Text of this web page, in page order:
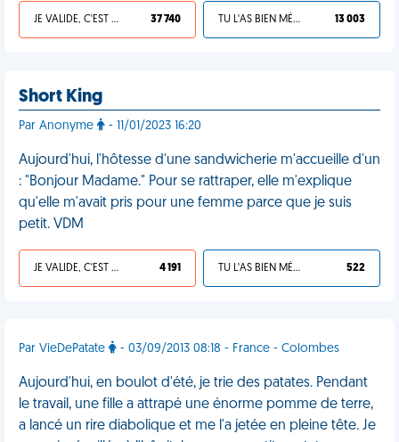
JE VALIDE, C'EST UNE VDM 37 740 TU L'AS BIEN MÉRITÉ 13 003
Short King
Par Anonyme - 11/01/2023 16:20
Aujourd'hui, l'hôtesse d'une sandwicherie m'accueille d'un
: "Bonjour Madame." Pour se rattraper, elle m'explique
qu'elle m'avait pris pour une femme parce que je suis
petit. VDM
JE VALIDE, C'EST UNE VDM 4 191 TU L'AS BIEN MÉRITÉ 522
Par VieDePatate - 03/09/2013 08:18 - France - Colombes
Aujourd'hui, en boulot d'été, je trie des patates. Pendant
le travail, une fille a attrapé une énorme pomme de terre,
a lancé un rire diabolique et me l'a jetée en pleine tête. Je